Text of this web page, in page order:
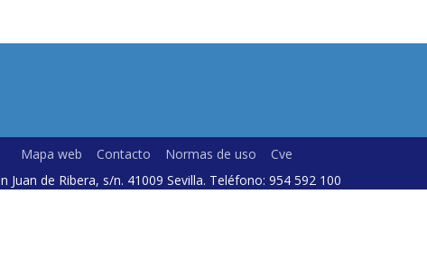
Mapa web Contacto Normas de uso
Cve
Juan de Ribera, s/n. 41009 Sevilla. Teléfono: 954 592 100